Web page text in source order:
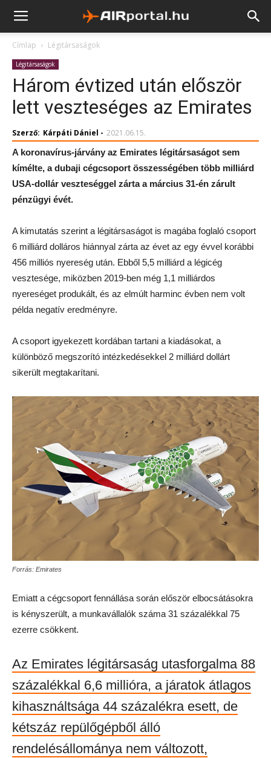
Címlap Légitársaságok
Légitársaságok
Három évtized után először
lett veszteséges az Emirates
Szerző: Kárpáti Dániel - 2021.06.15.
A koronavírus-járvány az Emirates légitársaságot sem
kímélte, a dubaji cégcsoport összességében több milliárd
USA-dollár veszteséggel zárta a március 31-én zárult
pénzügyi évét.
A kimutatás szerint a légitársaságot is magába foglaló csoport
6 milliárd dolláros hiánnyal zárta az évet az egy évvel korábbi
456 milliós nyereség után. Ebből 5,5 milliárd a légicég
vesztesége, miközben 2019-ben még 1,1 milliárdos
nyereséget produkált, és az elmúlt harminc évben nem volt
példa negatív eredményre.
A csoport igyekezett kordában tartani a kiadásokat, a
különböző megszorító intézkedésekkel 2 milliárd dollárt
sikerült megtakarítani.
Forrás: Emirates
Emiatt a cégcsoport fennállása során először elbocsátásokra
is kényszerült, a munkavállalók száma 31 százalékkal 75
ezerre csökkent.
Az Emirates légitársaság utasforgalma 88
százalékkal 6,6 millióra, a járatok átlagos
kihasználtsága 44 százalékra esett, de
kétszáz repülőgépből álló
rendelésállománya nem változott,